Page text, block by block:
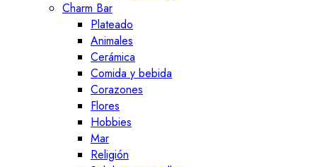
Charm Bar
Plateado
Animales
Cerámica
Comida y bebida
Corazones
Flores
Hobbies
Mar
Religión